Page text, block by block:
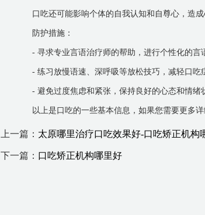
口吃还可能影响个体的自我认知和自尊心，造成
防护措施：
- 寻求专业言语治疗师的帮助，进行个性化的言
- 练习放慢语速、深呼吸等放松技巧，减轻口吃
- 避免过度焦虑和紧张，保持良好的心态和情绪
以上是口吃的一些基本信息，如果您需要更多
上一篇： 太原哪里治疗口吃效果好-口吃矫正机构
下一篇： 口吃矫正机构哪里好